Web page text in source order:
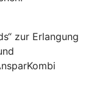
zur Erlangung